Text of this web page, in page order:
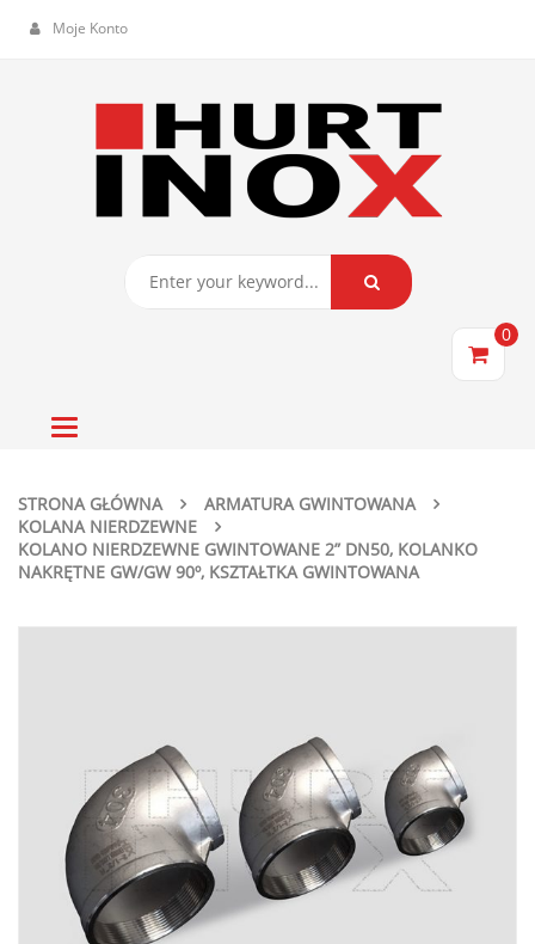
Moje Konto
0
Toggle
STRONA GŁÓWNA
ARMATURA GWINTOWANA
KOLANA NIERDZEWNE
KOLANO NIERDZEWNE GWINTOWANE 2” DN50, KOLANKO
NAKRĘTNE GW/GW 90º, KSZTAŁTKA GWINTOWANA